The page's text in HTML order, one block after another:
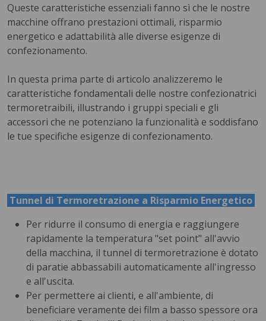
Queste caratteristiche essenziali fanno sì che le nostre
macchine offrano prestazioni ottimali, risparmio
energetico e adattabilità alle diverse esigenze di
confezionamento.
In questa prima parte di articolo analizzeremo le
caratteristiche fondamentali delle nostre confezionatrici
termoretraibili, illustrando i gruppi speciali e gli
accessori che ne potenziano la funzionalità e soddisfano
le tue specifiche esigenze di confezionamento.
Tunnel di Termoretrazione a Risparmio Energetico
Per ridurre il consumo di energia e raggiungere
rapidamente la temperatura "set point" all'avvio
della macchina, il tunnel di termoretrazione è dotato
di paratie abbassabili automaticamente all'ingresso
e all'uscita.
Per permettere ai clienti, e all'ambiente, di
beneficiare veramente dei film a basso spessore ora